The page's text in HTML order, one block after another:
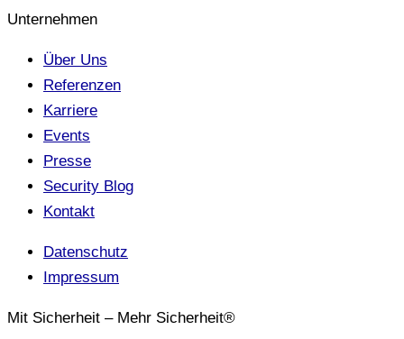
Unternehmen
Über Uns
Referenzen
Karriere
Events
Presse
Security Blog
Kontakt
Datenschutz
Impressum
Mit Sicherheit – Mehr Sicherheit®